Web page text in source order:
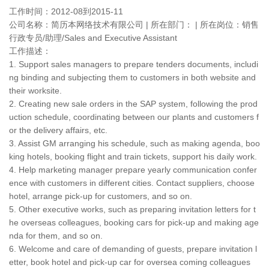
工作时间：2012-08到2015-11
公司名称：简历本网络技术有限公司 | 所在部门： | 所在岗位：销售
行政专员/助理/Sales and Executive Assistant
工作描述：
1. Support sales managers to prepare tenders documents, includi
ng binding and subjecting them to customers in both website and
their worksite.
2. Creating new sale orders in the SAP system, following the prod
uction schedule, coordinating between our plants and customers f
or the delivery affairs, etc.
3. Assist GM arranging his schedule, such as making agenda, boo
king hotels, booking flight and train tickets, support his daily work.
4. Help marketing manager prepare yearly communication confer
ence with customers in different cities. Contact suppliers, choose
hotel, arrange pick-up for customers, and so on.
5. Other executive works, such as preparing invitation letters for t
he overseas colleagues, booking cars for pick-up and making age
nda for them, and so on.
6. Welcome and care of demanding of guests, prepare invitation l
etter, book hotel and pick-up car for oversea coming colleagues